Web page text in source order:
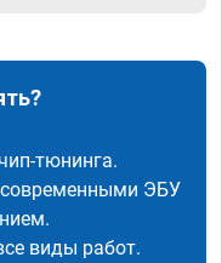
тюнинга.
современными ЭБУ
виды работ.